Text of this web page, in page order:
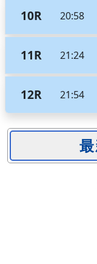
10R 20:58
11R 21:24
12R 21:54